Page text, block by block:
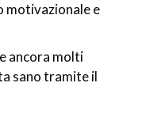
motivazionale e
ancora molti
sano tramite il